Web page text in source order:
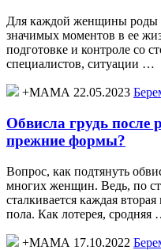
Для каждой женщины роды
значимых моментов в ее
подготовке и контроле со
специалистов, ситуации …
+МАМА 22.05.2023
Обвисла грудь после
прежние формы?
Вопрос, как подтянуть
многих женщин. Ведь, по
сталкивается каждая
пола. Как лотерея, сродняя
+МАМА 17.10.2022